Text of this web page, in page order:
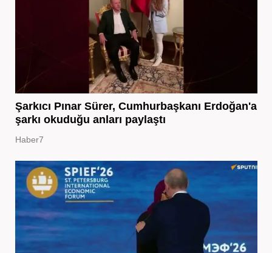
Şarkıcı Pınar Sürer, Cumhurbaşkanı Erdoğan'a
şarkı okuduğu anları paylaştı
Haber7